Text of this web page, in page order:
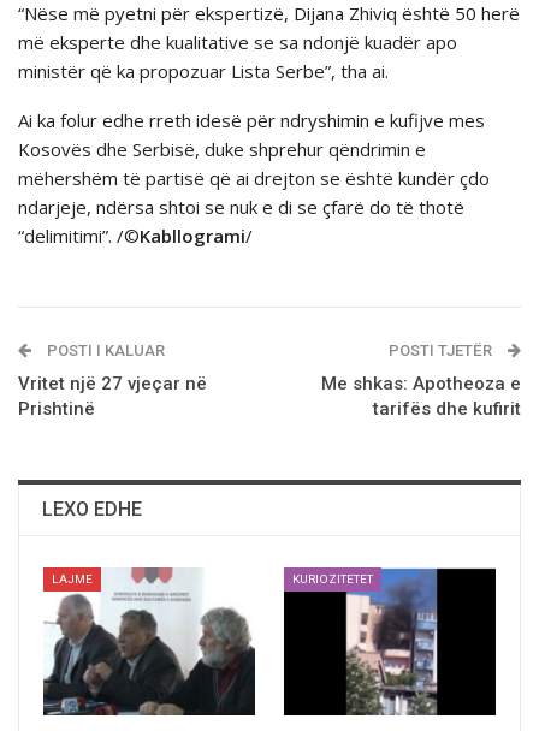
“Nëse më pyetni për ekspertizë, Dijana Zhiviq është 50 herë
më eksperte dhe kualitative se sa ndonjë kuadër apo
ministër që ka propozuar Lista Serbe”, tha ai.
Ai ka folur edhe rreth idesë për ndryshimin e kufijve mes
Kosovës dhe Serbisë, duke shprehur qëndrimin e
mëhershëm të partisë që ai drejton se është kundër çdo
ndarjeje, ndërsa shtoi se nuk e di se çfarë do të thotë
“delimitimi”. /©Kabllogrami/
POSTI I KALUAR
Vritet një 27 vjeçar në
Prishtinë
POSTI TJETËR
Me shkas: Apotheoza e
tarifës dhe kufirit
LEXO EDHE
LAJME KURIOZITETET